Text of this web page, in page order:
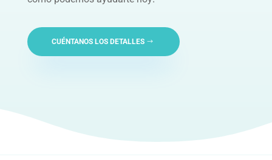
CUÉNTANOS LOS DETALLES